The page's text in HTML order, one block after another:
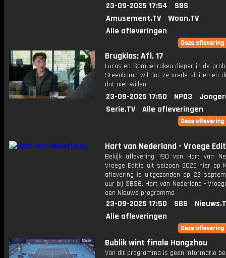
23-09-2025 17:54
SBS
Amusement.TV
Woon.TV
Alle afleveringen
Brugklas: Afl. 17
Lucas en Samuel raken dieper in de
Steenkamp wil dat ze vrede sluiten en
dat niet willen.
23-09-2025 17:50 NPO3
Serie.TV
Alle afleveringen
Hart van Nederland - Vroege
Bekijk aflevering 190 van Hart van
Vroege Editie uit seizoen 2025 hier op
aflevering is uitgezonden op 23
uur bij SBS6. Hart van Nederland -
een Nieuws programma
23-09-2025 17:50 SBS
Alle afleveringen
Bublik wint finale Hangzhou
Van dit programma is geen informatie